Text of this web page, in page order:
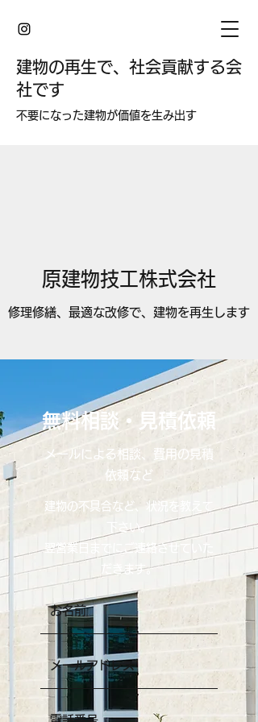
建物の再生で、社会貢献する会
社です
​不要になった建物が価値を生み出す
原建物技工株式会社
修理修繕、最適な改修で、建物を再生します
無料相談・見積依頼
メールによる相談、費用の見積
依頼など
​建物の不具合など、状況を教えて
下さい。
​​翌営業日までにご連絡させていた
だきます。